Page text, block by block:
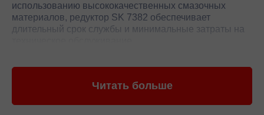
использованию высококачественных смазочных
материалов, редуктор SK 7382 обеспечивает
длительный срок службы и минимальные затраты на
адаптировать его под различные условия
Читать больше